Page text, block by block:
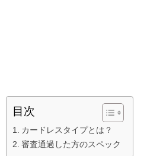
目次
カードレスタイプとは？
審査通過した方のスペック